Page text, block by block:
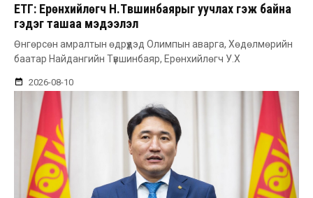
ЕТГ: Ерөнхийлөгч Н.Түвшинбаярыг уучлах гэж байна
гэдэг ташаа мэдээлэл
Өнгөрсөн амралтын өдрүүдэд Олимпын аварга, Хөдөлмөрийн
баатар Найдангийн Түвшинбаяр, Ерөнхийлөгч У.Х
2026-08-10